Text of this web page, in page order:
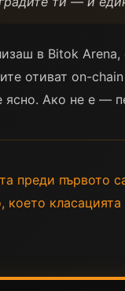
в Bitok
отиват on-
ясно. Ако не е —
преди първото
което